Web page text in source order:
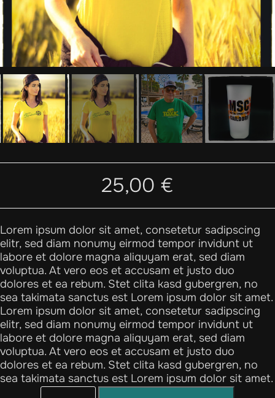
&
25,00 €
Lorem ipsum dolor sit amet, consetetur sadipscing
elitr, sed diam nonumy eirmod tempor invidunt ut
labore et dolore magna aliquyam erat, sed diam
voluptua. At vero eos et accusam et justo duo
dolores et ea rebum. Stet clita kasd gubergren, no
sea takimata sanctus est Lorem ipsum dolor sit amet.
Lorem ipsum dolor sit amet, consetetur sadipscing
elitr, sed diam nonumy eirmod tempor invidunt ut
labore et dolore magna aliquyam erat, sed diam
voluptua. At vero eos et accusam et justo duo
dolores et ea rebum. Stet clita kasd gubergren, no
sea takimata sanctus est Lorem ipsum dolor sit amet.
Testproduct#1